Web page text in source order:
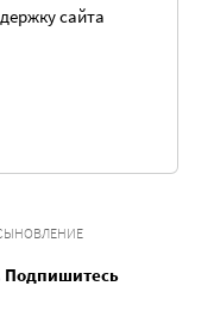
сайта
Подпишитесь